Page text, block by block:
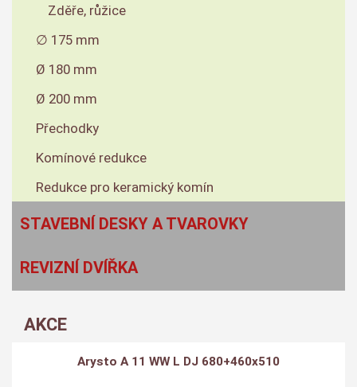
Zděře, růžice
∅ 175 mm
Ø 180 mm
Ø 200 mm
Přechodky
Komínové redukce
Redukce pro keramický komín
STAVEBNÍ DESKY A TVAROVKY
REVIZNÍ DVÍŘKA
AKCE
Arysto A 11 WW L DJ 680+460x510